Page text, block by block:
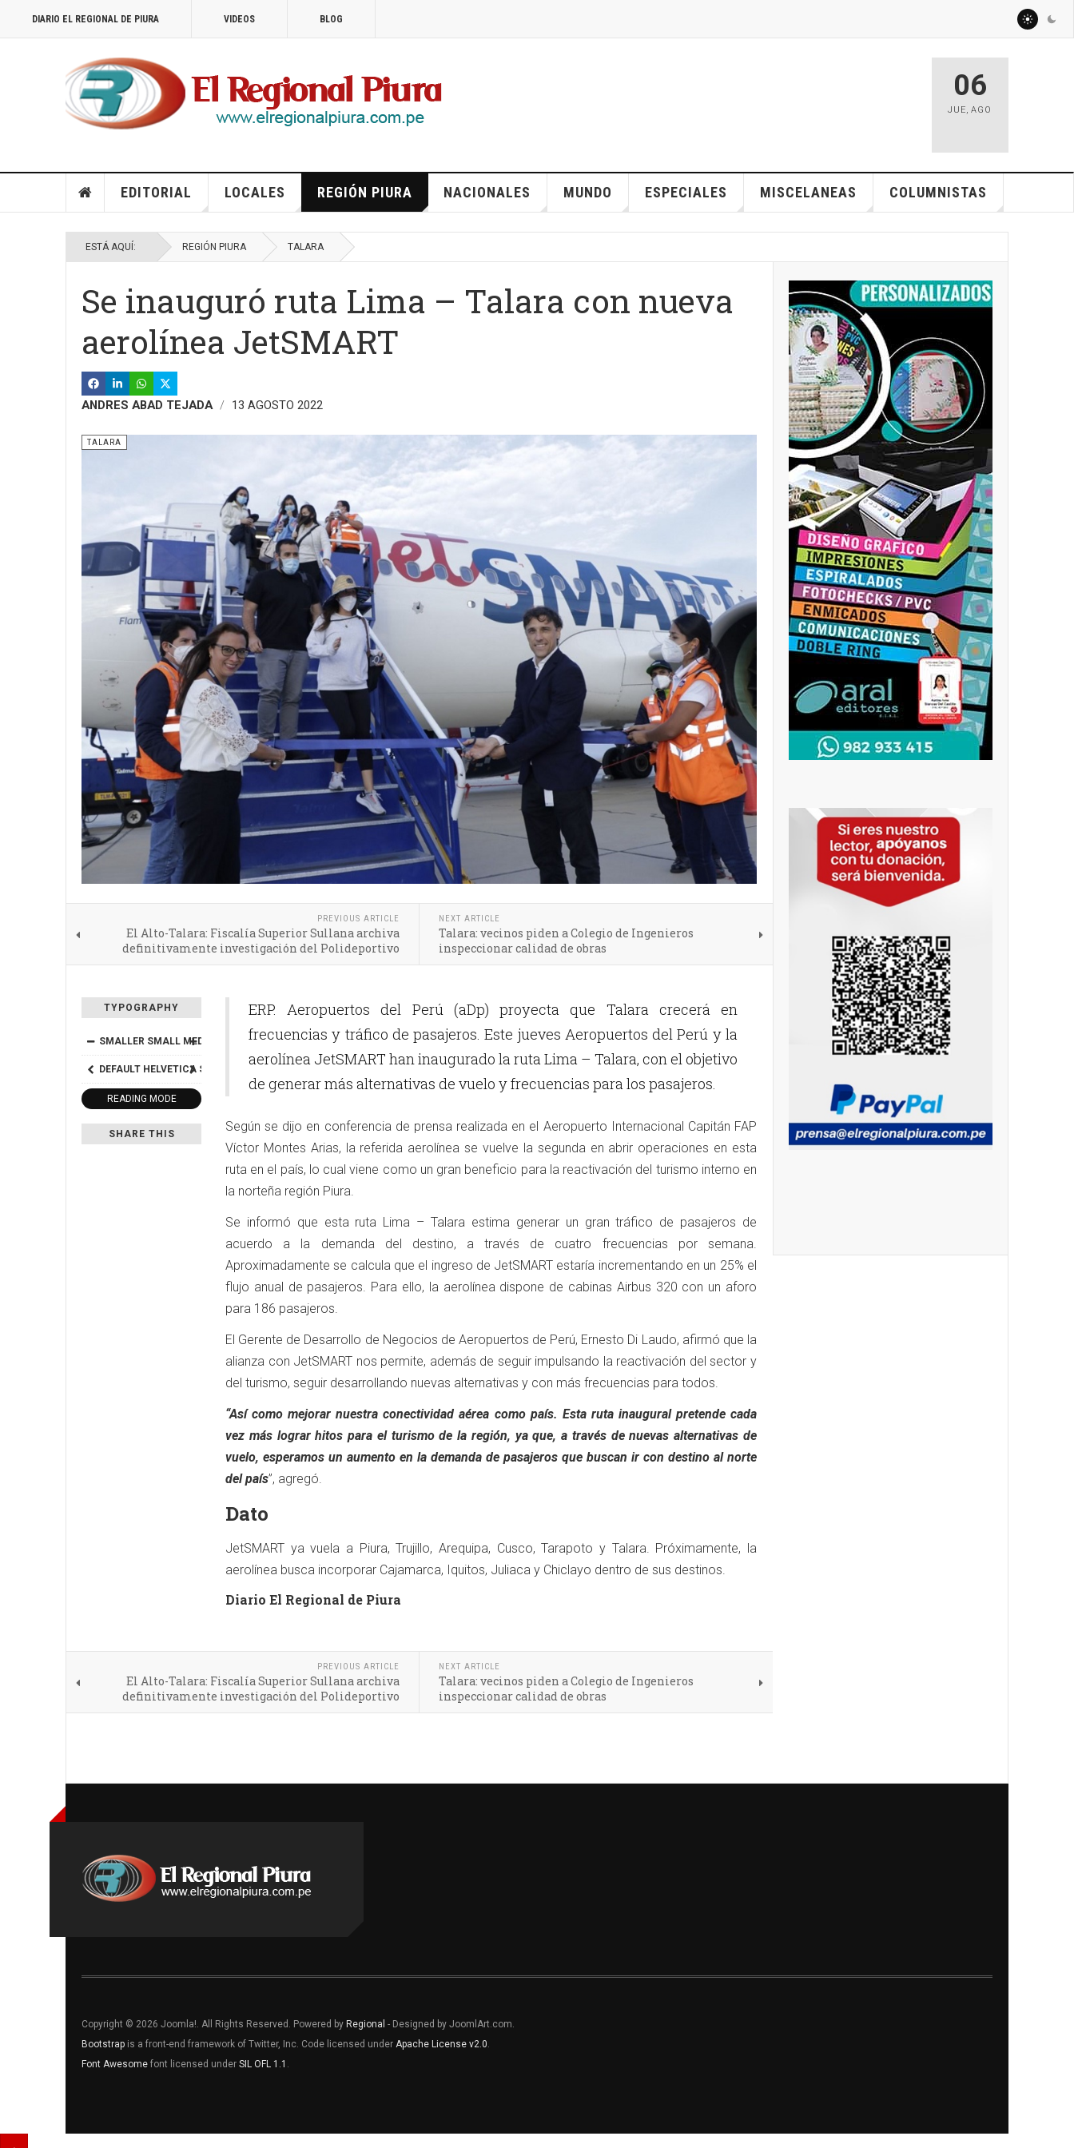
DIARIO EL REGIONAL DE PIURA VIDEOS BLOG
06
JUE,AGO
EDITORIAL LOCALES REGIÓN PIURA NACIONALES MUNDO ESPECIALES MISCELANEAS COLUMNISTAS
ESTÁ AQUÍ: REGIÓN PIURA TALARA
Se inauguró ruta Lima – Talara con nueva
aerolínea JetSMART
ANDRES ABAD TEJADA 13 AGOSTO 2022
TALARA
PREVIOUS ARTICLE
El Alto-Talara: Fiscalía Superior Sullana archiva
definitivamente investigación del Polideportivo
NEXT ARTICLE
Talara: vecinos piden a Colegio de Ingenieros
inspeccionar calidad de obras
TYPOGRAPHY
SMALLER SMALL MEDIUM BIGGER
DEFAULT HELVETICA SEGOE
READING MODE
SHARE THIS
ERP. Aeropuertos del Perú (aDp) proyecta que Talara crecerá en
frecuencias y tráfico de pasajeros. Este jueves Aeropuertos del Perú y la
aerolínea JetSMART han inaugurado la ruta Lima – Talara, con el objetivo
de generar más alternativas de vuelo y frecuencias para los pasajeros.
Según se dijo en conferencia de prensa realizada en el Aeropuerto Internacional Capitán FAP
Víctor Montes Arias, la referida aerolínea se vuelve la segunda en abrir operaciones en esta
ruta en el país, lo cual viene como un gran beneficio para la reactivación del turismo interno en
la norteña región Piura.
Se informó que esta ruta Lima – Talara estima generar un gran tráfico de pasajeros de
acuerdo a la demanda del destino, a través de cuatro frecuencias por semana.
Aproximadamente se calcula que el ingreso de JetSMART estaría incrementando en un 25% el
flujo anual de pasajeros. Para ello, la aerolínea dispone de cabinas Airbus 320 con un aforo
para 186 pasajeros.
El Gerente de Desarrollo de Negocios de Aeropuertos de Perú, Ernesto Di Laudo, afirmó que la
alianza con JetSMART nos permite, además de seguir impulsando la reactivación del sector y
del turismo, seguir desarrollando nuevas alternativas y con más frecuencias para todos.
“Así como mejorar nuestra conectividad aérea como país. Esta ruta inaugural pretende cada
vez más lograr hitos para el turismo de la región, ya que, a través de nuevas alternativas de
vuelo, esperamos un aumento en la demanda de pasajeros que buscan ir con destino al norte
del país”, agregó.
Dato
JetSMART ya vuela a Piura, Trujillo, Arequipa, Cusco, Tarapoto y Talara. Próximamente, la
aerolínea busca incorporar Cajamarca, Iquitos, Juliaca y Chiclayo dentro de sus destinos.
Diario El Regional de Piura
PREVIOUS ARTICLE
El Alto-Talara: Fiscalía Superior Sullana archiva
definitivamente investigación del Polideportivo
NEXT ARTICLE
Talara: vecinos piden a Colegio de Ingenieros
inspeccionar calidad de obras
Copyright © 2026 Joomla!. All Rights Reserved. Powered by Regional - Designed by JoomlArt.com.
Bootstrap is a front-end framework of Twitter, Inc. Code licensed under Apache License v2.0.
Font Awesome font licensed under SIL OFL 1.1 .